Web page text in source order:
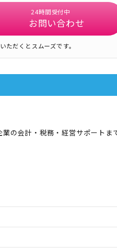
24時間受付中
お問い合わせ
だくとスムーズです。
の会計・税務・経営サポートま